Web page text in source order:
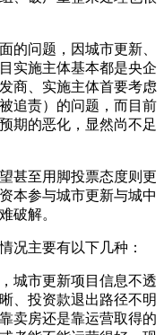
的问题，因城市更新、
实施主体基本都是央企
商、实施主体首要考虑
追责）的问题，而目前
期的恶化，显然尚不足
甚至用脚投票态度则更
本参与城市更新与城中
破解。
况主要有以下几种：
城市更新项目信息不透
、投资款退出路径不明
卖房还是靠运营取得的